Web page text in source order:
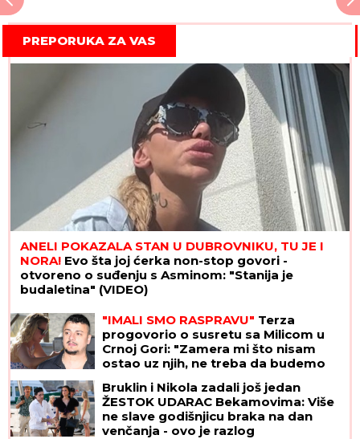
PREPORUKA ZA VAS
ANELI POKAZALA STAN U DUBROVNIKU, TU JE I
NORA! Evo šta joj ćerka non-stop govori -
otvoreno o suđenju s Asminom: "Stanija je
budaletina" (VIDEO)
"IMALI SMO RASPRAVU" Terza
progovorio o susretu sa Milicom u
Crnoj Gori: "Zamera mi što nisam
ostao uz njih, ne treba da budemo
Bruklin i Nikola zadali još jedan
ŽESTOK UDARAC Bekamovima: Više
ne slave godišnjicu braka na dan
venčanja - ovo je razlog